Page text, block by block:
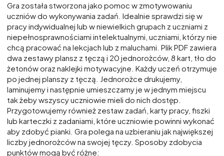
Gra została stworzona jako pomoc w zmotywowaniu
uczniów do wykonywania zadań. Idealnie sprawdzi się w
pracy indywidualnej lub w niewielkich grupach z uczniami z
niepełnosprawnościami intelektualnymi, uczniami, którzy nie
chcą pracować na lekcjach lub z maluchami. Plik PDF zawiera
dwa zestawy plansz z tęczą i 20 jednorożców, 8 kart, tło do
żetonów oraz naklejki motywacyjne. Każdy uczeń otrzymuje
po jednej planszy z tęczą. Jednorożce drukujemy,
laminujemy i następnie umieszczamy je w jednym miejscu
tak żeby wszyscy uczniowie mieli do nich dostęp.
Przygotowujemy również zestaw zadań, karty pracy, fiszki
lub karteczki z zadaniami, które uczniowie powinni wykonać
aby zdobyć pianki. Gra polega na uzbieraniu jak największej
liczby jednorożców na swojej tęczy. Sposoby zdobycia
punktów mogą być różne: